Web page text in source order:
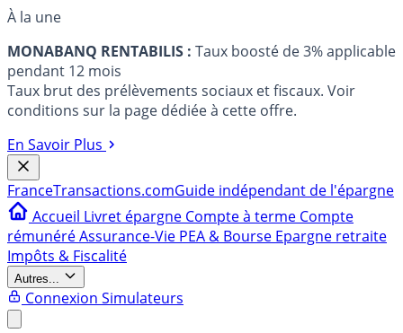
À la une
MONABANQ RENTABILIS : Taux boosté de 3% applicable
pendant 12 mois
Taux brut des prélèvements sociaux et fiscaux. Voir
conditions sur la page dédiée à cette offre.
En Savoir Plus
FranceTransactions.comGuide indépendant de l'épargne
Accueil Livret épargne Compte à terme Compte
rémunéréAssurance-Vie PEA & Bourse Epargne retraite
Impôts & Fiscalité
Autres...
Connexion Simulateurs